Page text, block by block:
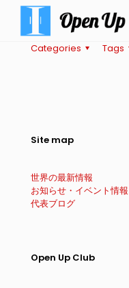
Categories Tags
Site map
世界の最新情報
お知らせ・イベント情報
代表ブログ
Open Up Club